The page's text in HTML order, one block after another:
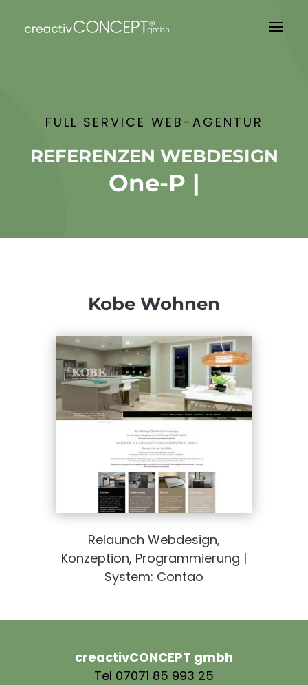
FULL SERVICE WEB-AGENTUR
REFERENZEN WEBDESIGN
One-Pa
Kobe Wohnen
Relaunch Webdesign,
Konzeption, Programmierung |
System: Contao
creactivCONCEPT gmbh
Tel 07071 85 993 25